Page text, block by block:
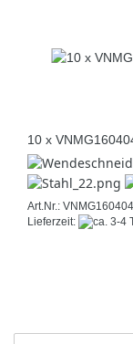
10 x
Art.Nr.:
Lieferzeit: